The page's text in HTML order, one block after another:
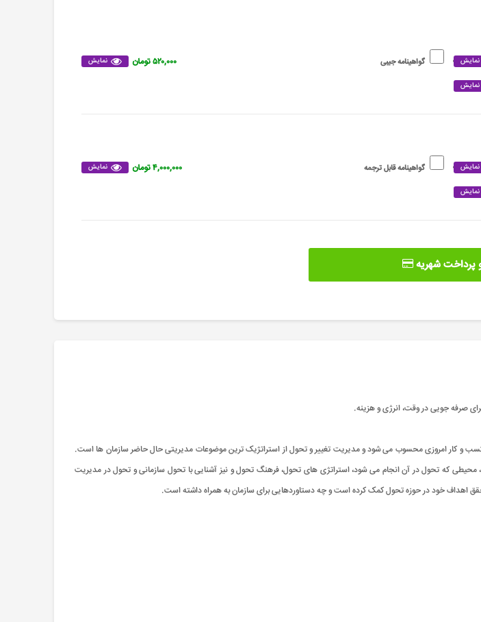
نمایش
نمایش
گواهینامه جیبی نمایش ۵۲۰,۰۰۰ تومان
نمایش
نمایش
گواهینامه قابل ترجمه نمایش ۴,۰۰۰,۰۰۰ تومان
پرداخت شهریه
صرفه جویی در وقت، انرژی و هزینه.
و کار امروزی محسوب می شود و مدیريت تغییر و تحول از استراتژيک ترين موضوعات مدیريتی حال حاضر سازمان ها است.
محیطی که تحول در آن انجام می شود، استراتژی های تحول، فرهنگ تحول و نیز آشنایی با تحول سازمانی و تحول در مدیريت
اهداف خود در حوزه تحول کمک کرده است و چه دستاوردهایی برای سازمان به همراه داشته است.